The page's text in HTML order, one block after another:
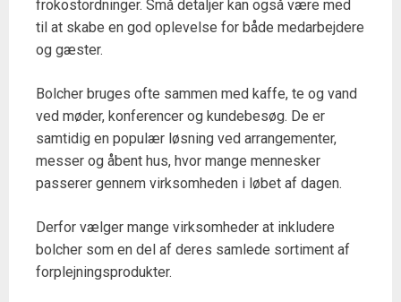
frokostordninger. Små detaljer kan også være med
til at skabe en god oplevelse for både medarbejdere
og gæster.
Bolcher bruges ofte sammen med kaffe, te og vand
ved møder, konferencer og kundebesøg. De er
samtidig en populær løsning ved arrangementer,
messer og åbent hus, hvor mange mennesker
passerer gennem virksomheden i løbet af dagen.
Derfor vælger mange virksomheder at inkludere
bolcher som en del af deres samlede sortiment af
forplejningsprodukter.